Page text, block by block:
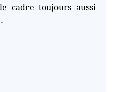
cadre toujours aussi